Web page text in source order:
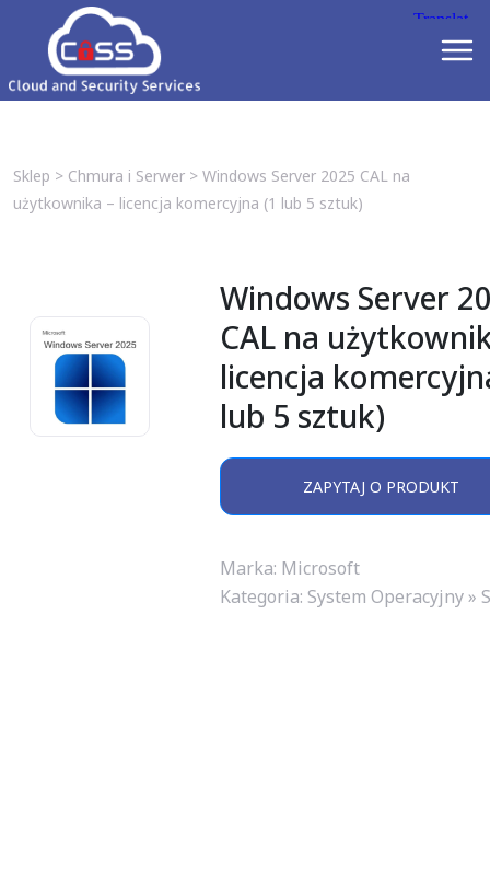
Sklep > Chmura i Serwer> Windows Server 2025 CAL na
użytkownika – licencja komercyjna (1 lub 5 sztuk)
Windows Server
CAL na
licencja
lub 5 sztuk)
ZAPYTAJ O PRODUKT
Marka: Microsoft
Kategoria: System Operacyjny »